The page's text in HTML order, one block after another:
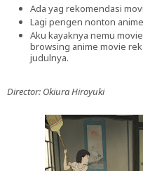
Ada yag rekomendasi
Lagi pengen nonton
Aku kayaknya nemu
browsing anime movie
judulnya.
Director: Okiura Hiroyuki